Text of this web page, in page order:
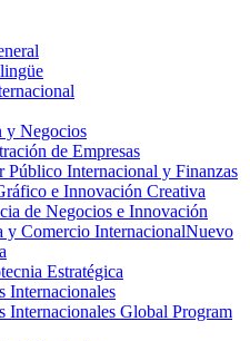
y Negocios
de Empresas
Público Internacional y Finanzas
e Innovación Creativa
de Negocios e Innovación
y Comercio InternacionalNuevo
Estratégica
Internacionales
Internacionales Global Program